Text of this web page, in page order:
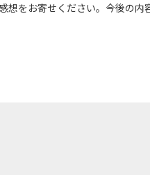
想をお寄せください。今後の内